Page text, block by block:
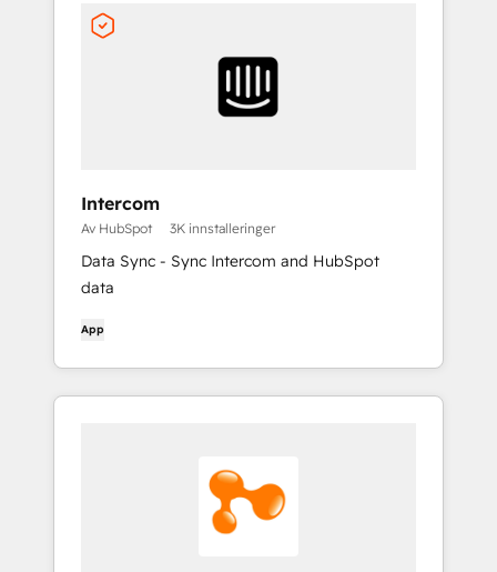
Intercom
Av HubSpot 3K innstalleringer
Data Sync - Sync Intercom and HubSpot
data
App